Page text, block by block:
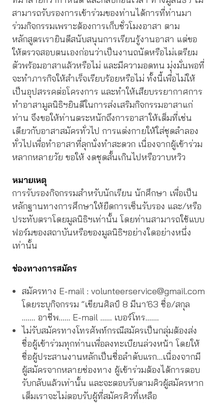
สามารถรับรองการเข้าร่วมของท่านได้การที่ท่านมา
ร่วมกิจกรรมเพราะต้องการเก็บชั่วโมงอาสา ตาม
หลักสูตรเรายินดีสนับสนุนการเรียนรู้งานอาสา แต่ขอ
ให้ตรวจสอบตนเองก่อนว่าเป็นงานถนัดหรือไม่เตรียม
ตัวพร้อมอาสาแล้วหรือไม่ และมีความอดทน มุ่งมั่นพอที่
จะทำภารกิจให้สำเร็จเรียบร้อยหรือไม่ ทั้งนี้เพื่อไม่ให้
เป็นอุปสรรคต่อโครงการ และทำให้เสียบรรยากาศการ
ทำอาสามูลนิธิฯยินดีในการส่งเสริมกิจกรรมอาสาแก่
ท่าน จึงขอให้ท่านตระหนักถึงการอาสาให้เต็มที่เช่น
เดียวกับอาสาสมัครทั่วไป การแต่งกายให้ใส่ชุดลำลอง
ทั่วไปเพื่อทำอาสาที่ลุกนั่งทำสะดวก เนื่องจากผู้เข้าร่วม
หลากหลายวัย ขอให้ งดชุดสั้นเกินไปหรือวาบหวิว
หมายเหตุ
การรับรองกิจกรรมสำหรับนักเรียน นักศึกษา เพื่อเป็น
หลักฐานทางการศึกษาให้ยืดการเซ็นรับรอง และ/หรือ
ประทับตราโดยมูลนิธิฯเท่านั้น โดยท่านสามารถใช้แบบ
ฟอร์มของสถาบันหรือของมูลนิธิฯอย่างใดอย่างหนึ่ง
เท่านั้น
ช่องทางการสมัคร
สมัครทาง E-mail : volunteerservice@gmail.com
โดยระบุกิจกรรม “เขียนศิลป์ 8 มีนา’63 ชื่อ/สกุล
……. อาชีพ…… E-mail …… เบอร์โทร…….
ไม่รับสมัครทางโทรศัพท์กรณีสมัครเป็นกลุ่มต้องส่ง
ชื่อผู้เข้าร่วมทุกท่านเพื่อลงทะเบียนล่วงหน้า โดยให้
ชื่อผู้ประสานงานหลักเป็นชื่อลำดับแรก…เนื่องจากมี
ผู้สมัครจากหลายช่องทาง ผู้เข้าร่วมต้องได้การตอบ
รับกลับแล้วเท่านั้น และจะตอบรับตามคิวผู้สมัครหาก
เต็มเราจะไม่ตอบรับผู้ที่สมัครคิวที่เหลือ